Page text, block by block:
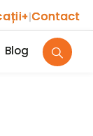
+|Contact
Blog